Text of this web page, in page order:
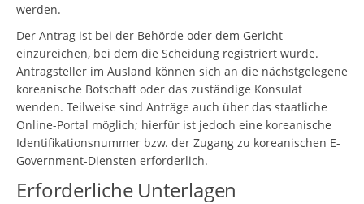
werden.
Der Antrag ist bei der Behörde oder dem Gericht
einzureichen, bei dem die Scheidung registriert wurde.
Antragsteller im Ausland können sich an die nächstgelegene
koreanische Botschaft oder das zuständige Konsulat
wenden. Teilweise sind Anträge auch über das staatliche
Online-Portal möglich; hierfür ist jedoch eine koreanische
Identifikationsnummer bzw. der Zugang zu koreanischen E-
Government-Diensten erforderlich.
Erforderliche Unterlagen